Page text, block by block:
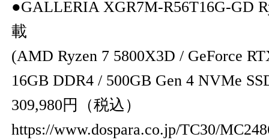
●GALLERIA XGR7M-R56T16G-GD
載
(AMD Ryzen 7 5800X3D / GeForce
16GB DDR4 / 500GB Gen 4 NVMe
309,980円（税込）
https://www.dospara.co.jp/TC30/